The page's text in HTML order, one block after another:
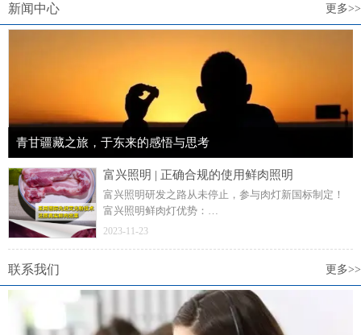
新闻中心 更多>>
青甘疆藏之旅，于东来的感悟与思考
富兴照明 | 正确合规的使用鲜肉照明
富兴照明研发之路从未停止，参与肉灯新国标制定！
富兴照明鲜肉灯优势：
采用先进的国际荧光粉技术；
2023-11-23
联系我们 更多>>